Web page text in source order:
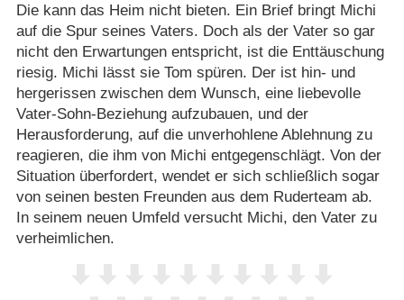
Die kann das Heim nicht bieten. Ein Brief bringt Michi
auf die Spur seines Vaters. Doch als der Vater so gar
nicht den Erwartungen entspricht, ist die Enttäuschung
riesig. Michi lässt sie Tom spüren. Der ist hin- und
hergerissen zwischen dem Wunsch, eine liebevolle
Vater-Sohn-Beziehung aufzubauen, und der
Herausforderung, auf die unverhohlene Ablehnung zu
reagieren, die ihm von Michi entgegenschlägt. Von der
Situation überfordert, wendet er sich schließlich sogar
von seinen besten Freunden aus dem Ruderteam ab.
In seinem neuen Umfeld versucht Michi, den Vater zu
verheimlichen.